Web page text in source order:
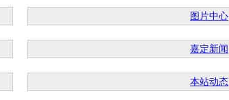
图片中心
嘉定新闻
本站动态